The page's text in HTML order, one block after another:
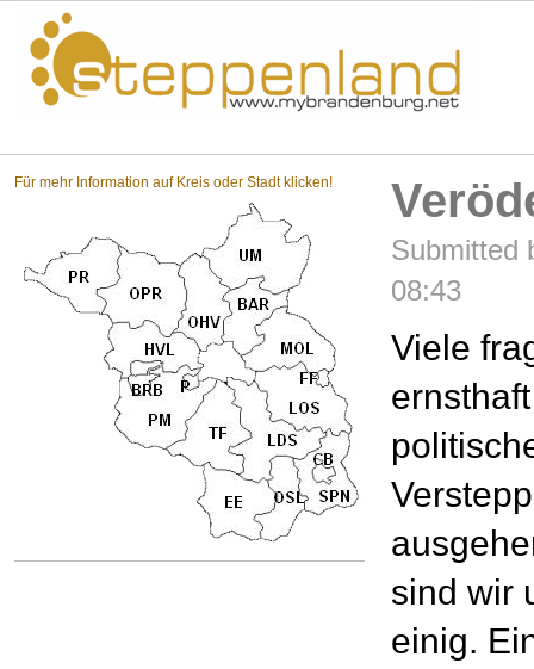
Für mehr Information auf Kreis oder Stadt klicken!
Submitted
08:43
Viele
sind wir
einig.